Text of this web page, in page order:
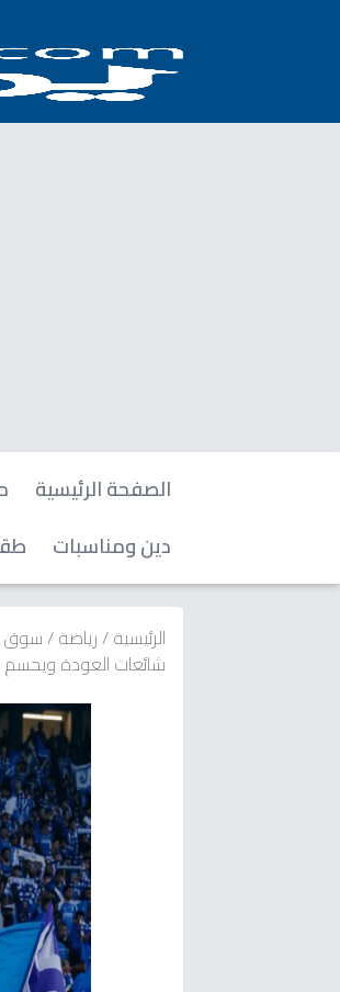
الصفحة الرئيسية
دين ومناسبات
الرئيسية/رياضة/سوق
شائعات العودة